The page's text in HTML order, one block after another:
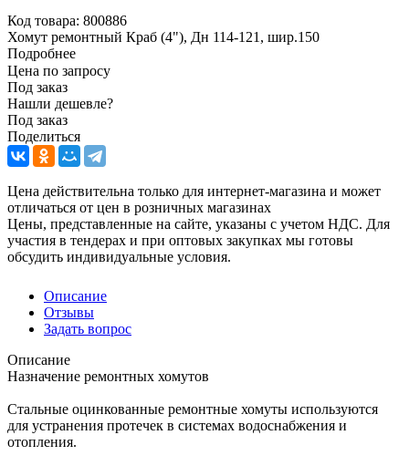
Код товара: 800886
Хомут ремонтный Краб (4"), Дн 114-121, шир.150
Подробнее
Цена по запросу
Под заказ
Нашли дешевле?
Под заказ
Поделиться
Цена действительна только для интернет-магазина и может
отличаться от цен в розничных магазинах
Цены, представленные на сайте, указаны с учетом НДС. Для
участия в тендерах и при оптовых закупках мы готовы
обсудить индивидуальные условия.
Описание
Отзывы
Задать вопрос
Описание
Назначение ремонтных хомутов
Стальные оцинкованные ремонтные хомуты используются
для устранения протечек в системах водоснабжения и
отопления.